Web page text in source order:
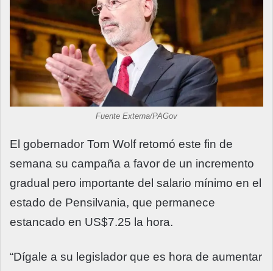
Fuente Externa/PAGov
El gobernador Tom Wolf retomó este fin de
semana su campaña a favor de un incremento
gradual pero importante del salario mínimo en el
estado de Pensilvania, que permanece
estancado en US$7.25 la hora.
“Dígale a su legislador que es hora de aumentar